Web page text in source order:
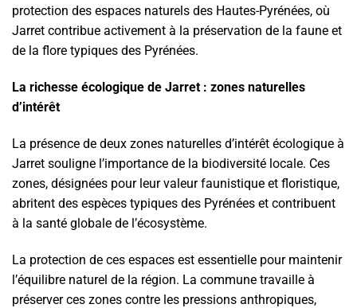
protection des espaces naturels des Hautes-Pyrénées, où
Jarret contribue activement à la préservation de la faune et
de la flore typiques des Pyrénées.
La richesse écologique de Jarret : zones naturelles
d’intérêt
La présence de deux zones naturelles d’intérêt écologique à
Jarret souligne l’importance de la biodiversité locale. Ces
zones, désignées pour leur valeur faunistique et floristique,
abritent des espèces typiques des Pyrénées et contribuent
à la santé globale de l’écosystème.
La protection de ces espaces est essentielle pour maintenir
l’équilibre naturel de la région. La commune travaille à
préserver ces zones contre les pressions anthropiques,